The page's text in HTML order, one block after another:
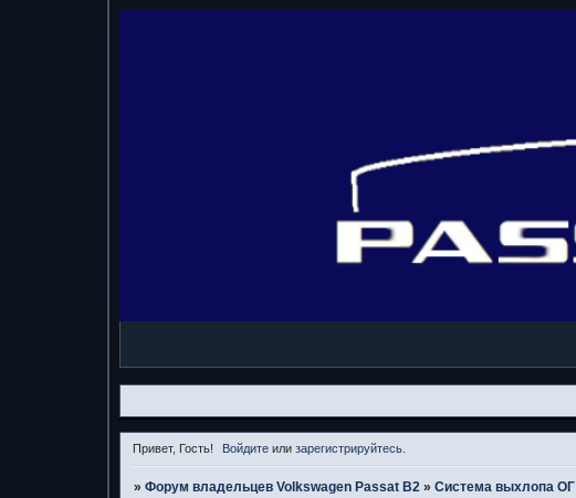
Привет, Гость! Войдите илизарегистрируйтесь.
» Форум владельцев Volkswagen Passat B2 » Система выхлопа ОГ